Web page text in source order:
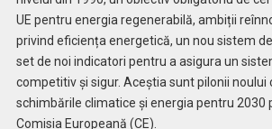
UE pentru energia regenerabilă, ambiții
privind eficiența energetică, un nou sistem
set de noi indicatori pentru a asigura un
competitiv și sigur. Aceștia sunt pilonii noului
schimbările climatice și energia pentru 2030
Comisia Europeană (CE).